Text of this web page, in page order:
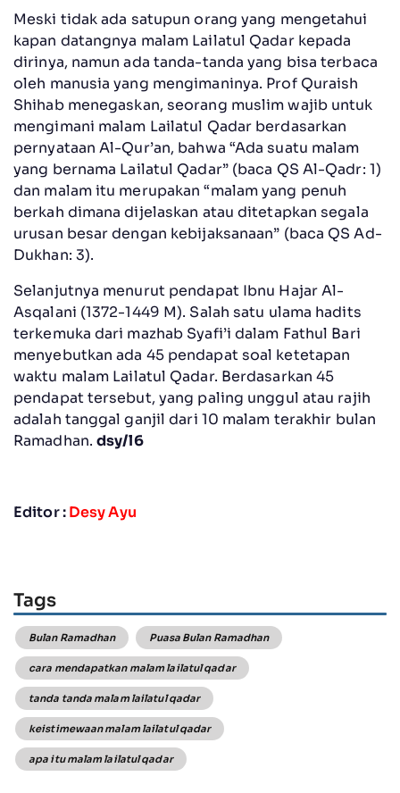
Meski tidak ada satupun orang yang mengetahui
kapan datangnya malam Lailatul Qadar kepada
dirinya, namun ada tanda-tanda yang bisa terbaca
oleh manusia yang mengimaninya. Prof Quraish
Shihab menegaskan, seorang muslim wajib untuk
mengimani malam Lailatul Qadar berdasarkan
pernyataan Al-Qur’an, bahwa “Ada suatu malam
yang bernama Lailatul Qadar” (baca QS Al-Qadr: 1)
dan malam itu merupakan “malam yang penuh
berkah dimana dijelaskan atau ditetapkan segala
urusan besar dengan kebijaksanaan” (baca QS Ad-
Dukhan: 3).
Selanjutnya menurut pendapat Ibnu Hajar Al-
Asqalani (1372-1449 M). Salah satu ulama hadits
terkemuka dari mazhab Syafi’i dalam Fathul Bari
menyebutkan ada 45 pendapat soal ketetapan
waktu malam Lailatul Qadar. Berdasarkan 45
pendapat tersebut, yang paling unggul atau rajih
adalah tanggal ganjil dari 10 malam terakhir bulan
Ramadhan. dsy/l6
Editor :Desy Ayu
Tags
Bulan Ramadhan Puasa Bulan Ramadhan
cara mendapatkan malam lailatul qadar
tanda tanda malam lailatul qadar
keistimewaan malam lailatul qadar
apa itu malam lailatul qadar